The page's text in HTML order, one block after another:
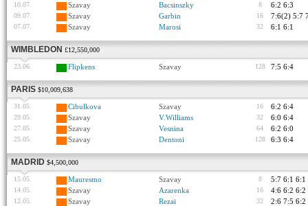
10.07. Szavay Bacsinszky 8 6:2 6:3
09.07. Szavay Garbin 16 7:6(2) 5:7
07.07. Szavay Marosi 32 6:1 6:1
WIMBLEDON £12,550,000
23.06. Flipkens Szavay 128 7:5 6:4
PARIS $10,009,638
31.05. Cibulkova Szavay 16 6:2 6:4
29.05. Szavay V.Williams 32 6:0 6:4
27.05. Szavay Vesnina 64 6:2 6:0
25.05. Szavay Dentoni 128 6:3 6:4
MADRID $4,500,000
15.05. Mauresmo Szavay 8 5:7 6:1 6:1
14.05. Szavay Azarenka 16 4:6 6:2 6:2
12.05. Szavay Rezai 32 2:6 7:5 6:2